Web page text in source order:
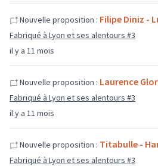
il y a 11 mois
Nouvelle proposition : Filipe Diniz -
Fabriqué à Lyon et ses alentours #3
il y a 11 mois
Nouvelle proposition : Laurence
Fabriqué à Lyon et ses alentours #3
Nouvelle proposition : Titabulle -
Fabriqué à Lyon et ses alentours #3